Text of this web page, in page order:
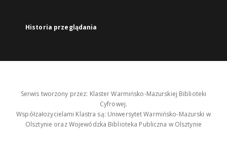
Historia przeglądania
Serwis tworzony przez: Klaster Warmińsko-Mazurskiej Biblioteki
Cyfrowej.
Współzałożycielami Klastra są: Uniwersytet Warmińsko-Mazurski w
Olsztynie oraz Wojewódzka Biblioteka Publiczna w Olsztynie